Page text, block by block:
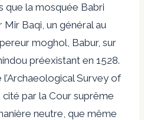
que la mosquée Babri
Baqi, un général au
moghol, Babur, sur
préexistant en 1528.
Survey of
cité par la Cour suprême
neutre, que même